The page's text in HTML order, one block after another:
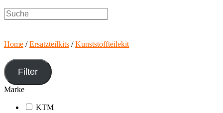
Search
this
Home / Ersatzteilkits / Kunststoffteilekit
Filter
Marke
KTM